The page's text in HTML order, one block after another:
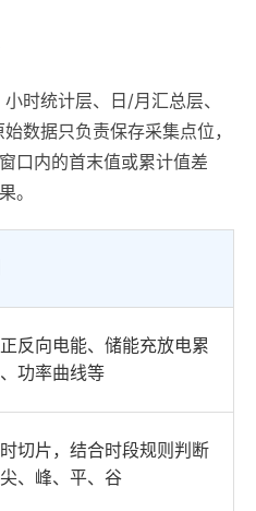
时统计层、日/月汇总层、
数据只负责保存采集点位，
口内的首末值或累计值差
。
反向电能、储能充放电累
功率曲线等
切片，结合时段规则判断
、峰、平、谷